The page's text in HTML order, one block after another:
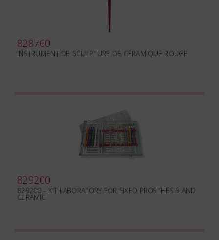
828760
INSTRUMENT DE SCULPTURE DE CÉRAMIQUE ROUGE
829200
829200 - KIT LABORATORY FOR FIXED PROSTHESIS AND
CERAMIC